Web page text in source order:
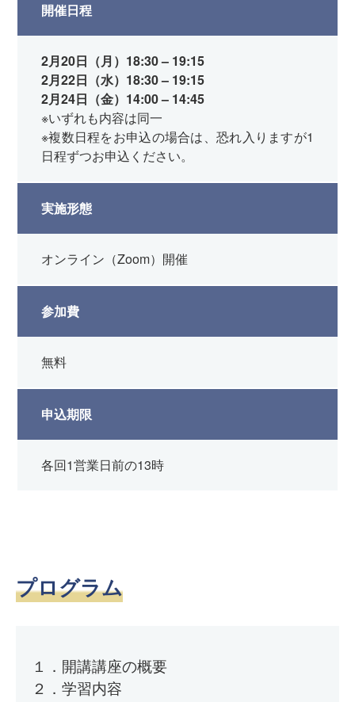
プログラム
１．開講講座の概要
２．学習内容
開催日程
2月20日（月）18:30 – 19:15
2月22日（水）18:30 – 19:15
2月24日（金）14:00 – 14:45
※いずれも内容は同一
※複数日程をお申込の場合は、恐れ入りますが1
日程ずつお申込ください。
実施形態
オンライン（Zoom）開催
参加費
無料
申込期限
各回1営業日前の13時